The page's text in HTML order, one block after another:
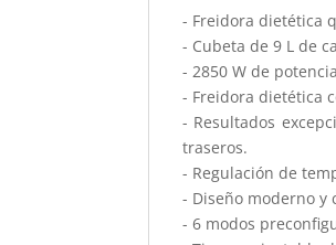
- Freidora dietética
- Cubeta de 9 L de
- 2850 W de
- Freidora dietética
- Resultados
traseros.
- Regulación de
- Diseño moderno
- 6 modos